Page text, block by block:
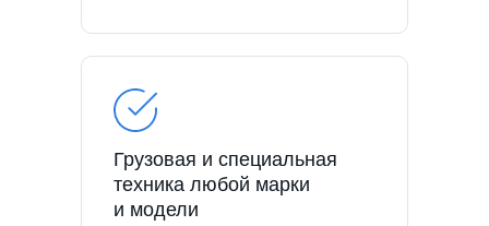
Грузовая и специальная
техника любой марки
и модели